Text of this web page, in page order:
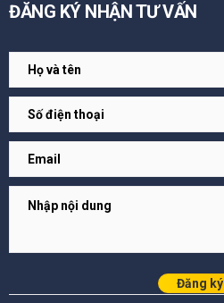
ĐĂNG KÝ NHẬN TƯ VẤN
Đăng ký